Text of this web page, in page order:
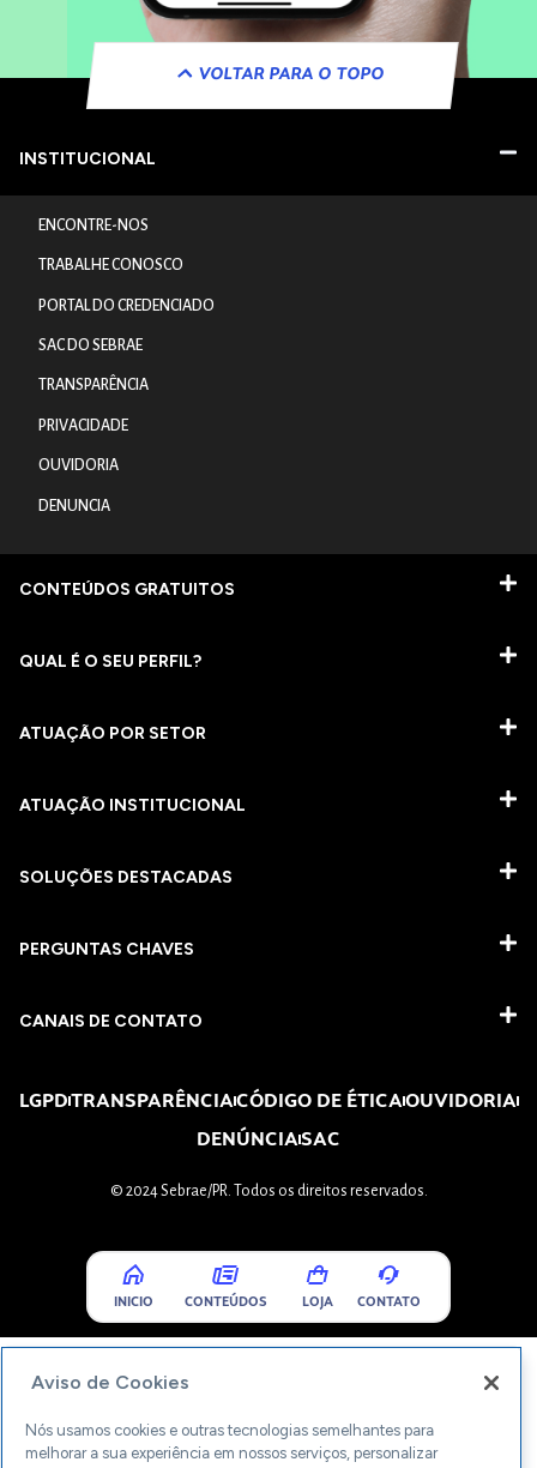
VOLTAR PARA O TOPO
INSTITUCIONAL
ENCONTRE-NOS
TRABALHE CONOSCO
PORTAL DO CREDENCIADO
SAC DO SEBRAE
TRANSPARÊNCIA
PRIVACIDADE
OUVIDORIA
DENUNCIA
CONTEÚDOS GRATUITOS
QUAL É O SEU PERFIL?
ATUAÇÃO POR SETOR
ATUAÇÃO INSTITUCIONAL
SOLUÇÕES DESTACADAS
PERGUNTAS CHAVES​
CANAIS DE CONTATO
LGPDTRANSPARÊNCIACÓDIGO DE ÉTICAOUVIDORIA
DENÚNCIASAC
© 2024 Sebrae/PR. Todos os direitos reservados.
INICIO CONTEÚDOS LOJA CONTATO
Aviso de Cookies
Nós usamos cookies e outras tecnologias semelhantes para
melhorar a sua experiência em nossos serviços, personalizar